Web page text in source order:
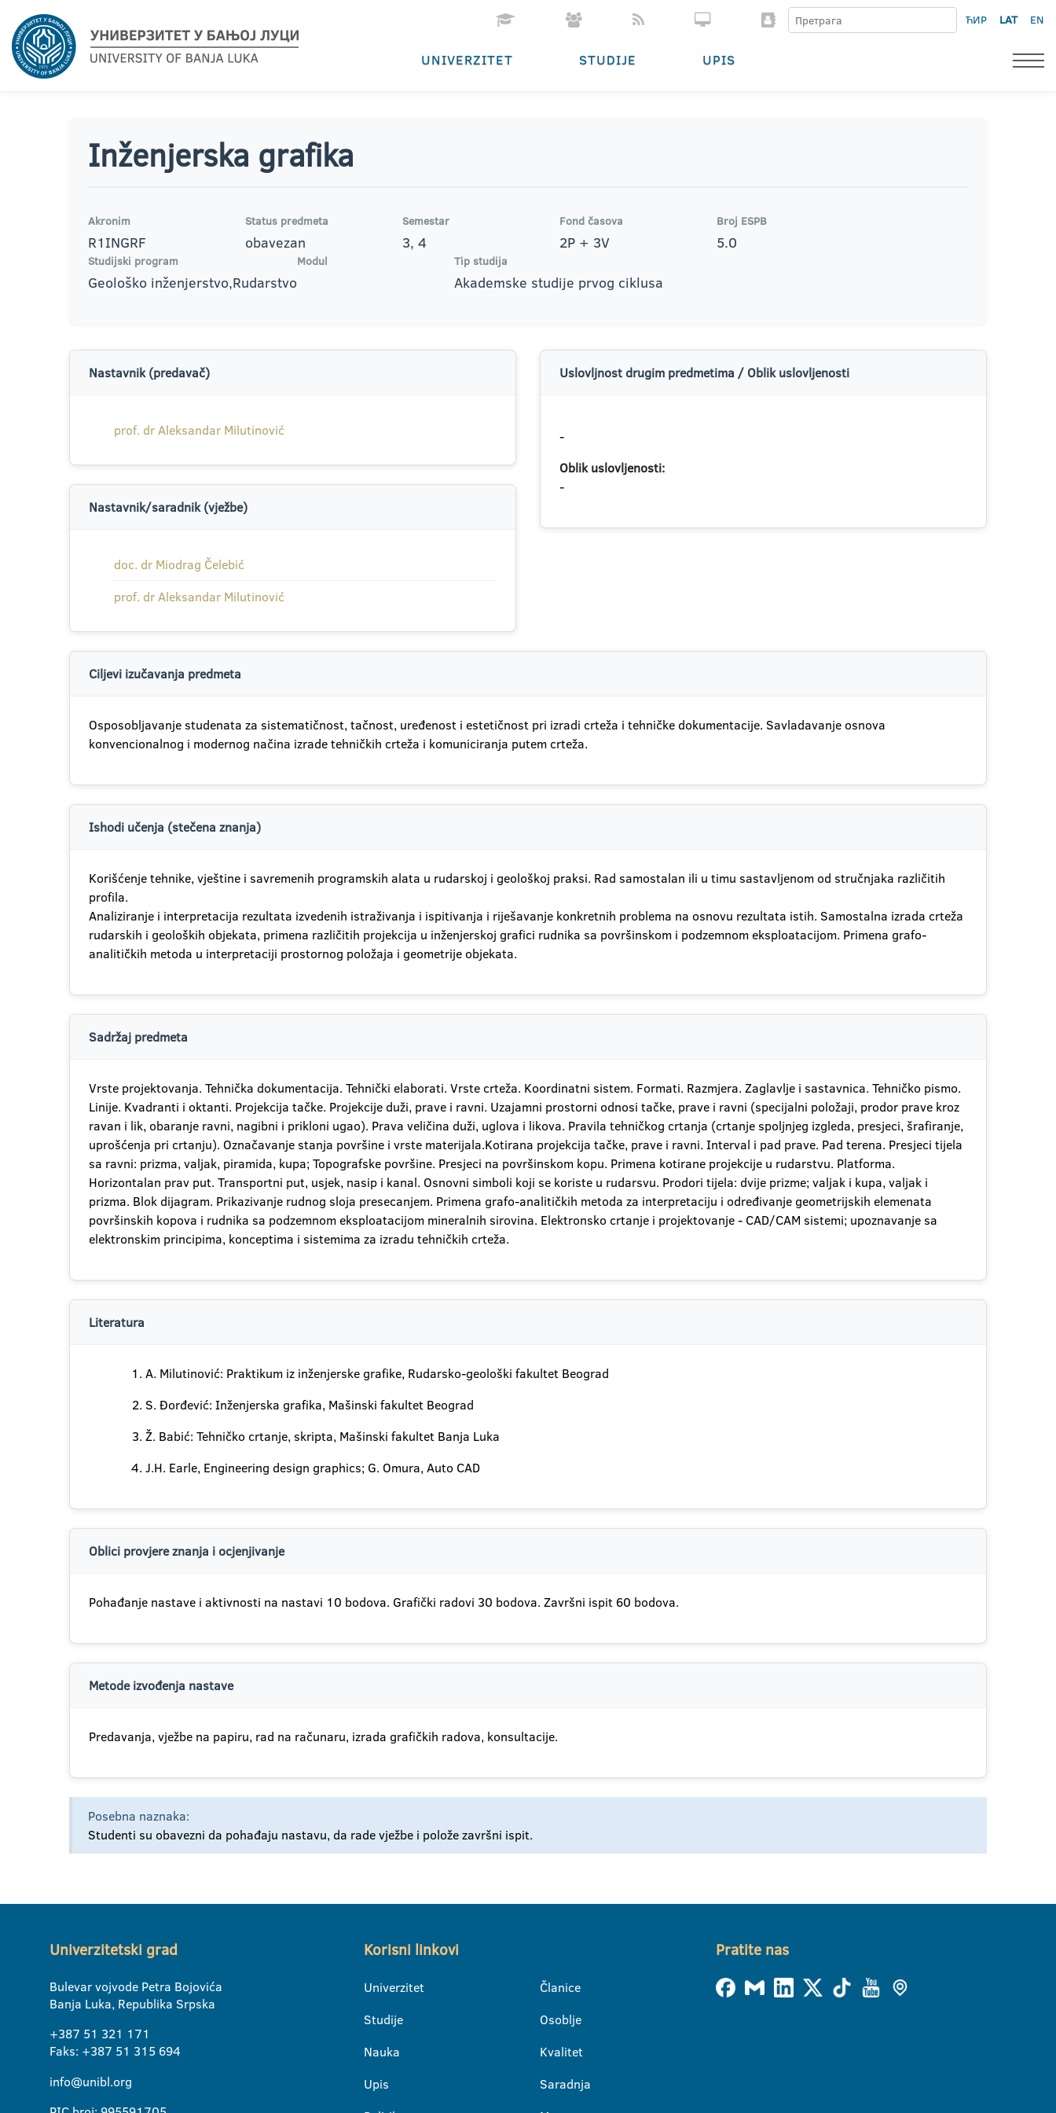
ЋИР LAT EN
UNIVERZITET STUDIJE UPIS
Inženjerska grafika
Akronim
R1INGRF
Status predmeta
obavezan
Semestar
3, 4
Fond časova
2P + 3V
Broj ESPB
5.0
Studijski program
Geološko inženjerstvo,Rudarstvo
Modul Tip studija
Akademske studije prvog ciklusa
Nastavnik (predavač)
prof. dr Aleksandar Milutinović
Nastavnik/saradnik (vježbe)
doc. dr Miodrag Čelebić
prof. dr Aleksandar Milutinović
Uslovljnost drugim predmetima / Oblik uslovljenosti
-
Oblik uslovljenosti:
-
Ciljevi izučavanja predmeta
Osposobljavanje studenata za sistematičnost, tačnost, uređenost i estetičnost pri izradi crteža i tehničke dokumentacije. Savladavanje osnova
konvencionalnog i modernog načina izrade tehničkih crteža i komuniciranja putem crteža.
Ishodi učenja (stečena znanja)
Korišćenje tehnike, vještine i savremenih programskih alata u rudarskoj i geološkoj praksi. Rad samostalan ili u timu sastavljenom od stručnjaka različitih
profila.
Analiziranje i interpretacija rezultata izvedenih istraživanja i ispitivanja i riješavanje konkretnih problema na osnovu rezultata istih. Samostalna izrada crteža
rudarskih i geoloških objekata, primena različitih projekcija u inženjerskoj grafici rudnika sa površinskom i podzemnom eksploatacijom. Primena grafo-
analitičkih metoda u interpretaciji prostornog položaja i geometrije objekata.
Sadržaj predmeta
Vrste projektovanja. Tehnička dokumentacija. Tehnički elaborati. Vrste crteža. Koordinatni sistem. Formati. Razmjera. Zaglavlje i sastavnica. Tehničko pismo.
Linije. Kvadranti i oktanti. Projekcija tačke. Projekcije duži, prave i ravni. Uzajamni prostorni odnosi tačke, prave i ravni (specijalni položaji, prodor prave kroz
ravan i lik, obaranje ravni, nagibni i prikloni ugao). Prava veličina duži, uglova i likova. Pravila tehničkog crtanja (crtanje spoljnjeg izgleda, presjeci, šrafiranje,
uprošćenja pri crtanju). Označavanje stanja površine i vrste materijala.Kotirana projekcija tačke, prave i ravni. Interval i pad prave. Pad terena. Presjeci tijela
sa ravni: prizma, valjak, piramida, kupa; Topografske površine. Presjeci na površinskom kopu. Primena kotirane projekcije u rudarstvu. Platforma.
Horizontalan prav put. Transportni put, usjek, nasip i kanal. Osnovni simboli koji se koriste u rudarsvu. Prodori tijela: dvije prizme; valjak i kupa, valjak i
prizma. Blok dijagram. Prikazivanje rudnog sloja presecanjem. Primena grafo-analitičkih metoda za interpretaciju i određivanje geometrijskih elemenata
površinskih kopova i rudnika sa podzemnom eksploatacijom mineralnih sirovina. Elektronsko crtanje i projektovanje - CAD/CAM sistemi; upoznavanje sa
elektronskim principima, konceptima i sistemima za izradu tehničkih crteža.
Literatura
A. Milutinović: Praktikum iz inženjerske grafike, Rudarsko-geološki fakultet Beograd
S. Đorđević: Inženjerska grafika, Mašinski fakultet Beograd
Ž. Babić: Tehničko crtanje, skripta, Mašinski fakultet Banja Luka
J.H. Earle, Engineering design graphics; G. Omura, Auto CAD
Oblici provjere znanja i ocjenjivanje
Pohađanje nastave i aktivnosti na nastavi 10 bodova. Grafički radovi 30 bodova. Završni ispit 60 bodova.
Metode izvođenja nastave
Predavanja, vježbe na papiru, rad na računaru, izrada grafičkih radova, konsultacije.
Posebna naznaka:
Studenti su obavezni da pohađaju nastavu, da rade vježbe i polože završni ispit.
Univerzitetski grad
Bulevar vojvode Petra Bojovića
Banja Luka, Republika Srpska
+387 51 321 171
Faks: +387 51 315 694
info@unibl.org
Korisni linkovi
Univerzitet
Studije
Nauka
Upis
Članice
Osoblje
Kvalitet
Saradnja
Pratite nas